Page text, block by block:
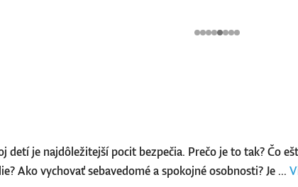
detí je najdôležitejší pocit bezpečia. Prečo je to tak? Čo
Ako vychovať sebavedomé a spokojné osobnosti? Je ...